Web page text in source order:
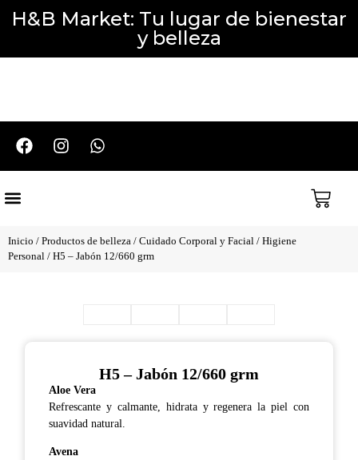
H&B Market: Tu lugar de bienestar
y belleza
Inicio / Productos de belleza / Cuidado Corporal y Facial / Higiene
Personal / H5 – Jabón 12/660 grm
H5 – Jabón 12/660 grm
Aloe Vera
Refrescante y calmante, hidrata y regenera la piel con
suavidad natural.
Avena